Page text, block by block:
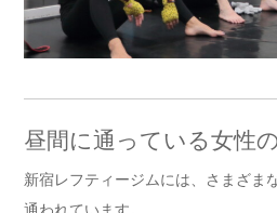
昼間に通っている女性
新宿レフティージムには、さまざま